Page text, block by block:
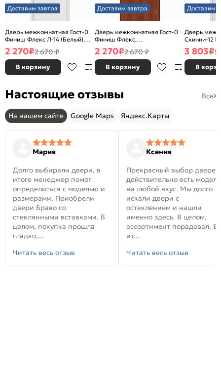
Доставим завтра
Дверь межкомнатная Гост-0
Финиш Флекс Л-14 (Белый),
глухая, каркасно-щитовая
2 270₽2 670 ₽
В корзину
Доставим завтра
Дверь межкомнатная Гост-0
Финиш Флекс,
Ламинированные Л-11
(ИталОрех), глухая, каркасно-
щитовая
2 270₽2 670 ₽
В корзину
Доставим
Дверь
Скинни-12
глухая,
3 803₽5
В
Настоящие отзывы Все
На нашем сайте Google Maps Яндекс.Карты
Мария
Долго выбирали двери, в
итоге менеджер помог
определиться с моделью и
размерами. Приобрели
двери Браво со
стеклянными вставками. В
целом, покупка прошла
гладко,...
Читать весь отзыв
Ксения
Прекрасный выбор
действительно есть модели
на любой вкус. Мы долго
искали двери с
остеклением и нашли
именно здесь. В целом,
ассортимент порадовал. В
ит...
Читать весь отзыв